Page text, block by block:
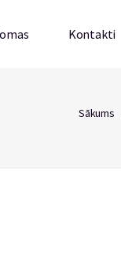
Kontakti
Sākums